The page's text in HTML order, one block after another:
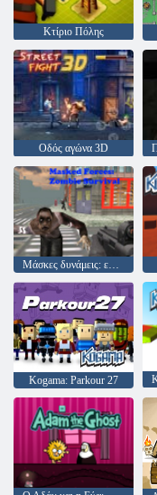
Κτίριο Πόλης
Οδός αγώνα 3D
Kogama: Parkour 27